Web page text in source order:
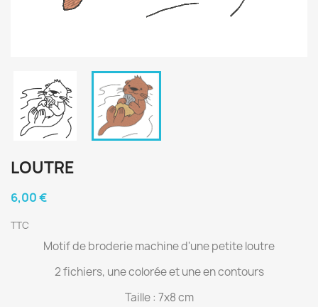
LOUTRE
6,00 €
TTC
Motif de broderie machine d'une petite loutre
2 fichiers, une colorée et une en contours
Taille : 7x8 cm